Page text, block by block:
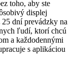
toho, aby ste
displej
dní prevádzky na
ľudí, ktorí chcú
a každodennými
s aplikáciou